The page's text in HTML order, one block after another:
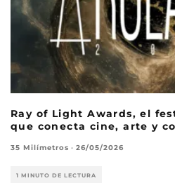
Ray of Light Awards, el
que conecta cine, arte y
35 Milímetros · 26/05/2026
1 MINUTO DE LECTURA